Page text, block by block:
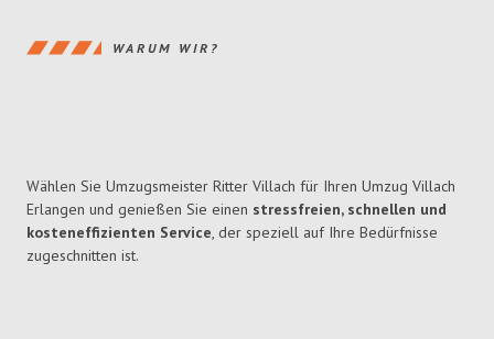
WARUM WIR?
Wählen Sie Umzugsmeister Ritter Villach für Ihren Umzug Villach
Erlangen und genießen Sie einen stressfreien, schnellen und
kosteneffizienten Service, der speziell auf Ihre Bedürfnisse
zugeschnitten ist.